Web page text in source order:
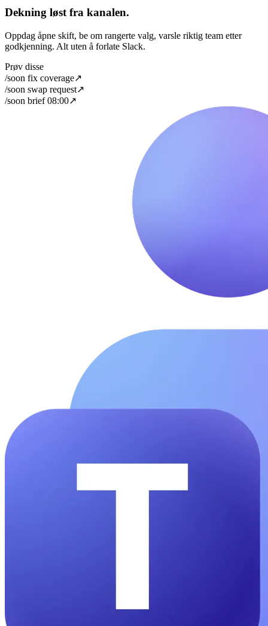
Dekning løst fra kanalen.
Oppdag åpne skift, be om rangerte valg, varsle riktig team etter
godkjenning. Alt uten å forlate Slack.
Prøv disse
/soon fix coverage↗
/soon swap request↗
/soon brief 08:00↗